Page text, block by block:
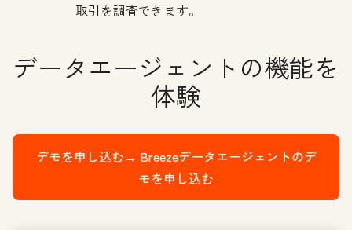
取引を調査できます。
データエージェントの機能を
体験
デモを申し込む→ Breezeデータエージェントのデ
モを申し込む